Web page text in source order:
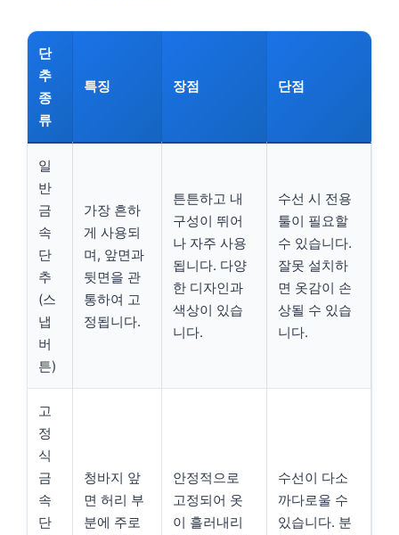
단
추
종
류
특징 장점 단점
일
반
금
속
단
추
(스
냅
버
튼)
가장 흔하
게 사용되
며, 앞면과
뒷면을 관
통하여 고
정됩니다.
튼튼하고 내
구성이 뛰어
나 자주 사용
됩니다. 다양
한 디자인과
색상이 있습
니다.
수선 시 전용
툴이 필요할
수 있습니다.
잘못 설치하
면 옷감이 손
상될 수 있습
니다.
고
정
식
금
속
단
청바지 앞
면 허리 부
분에 주로
안정적으로
고정되어 옷
이 흘러내리
수선이 다소
까다로울 수
있습니다. 분